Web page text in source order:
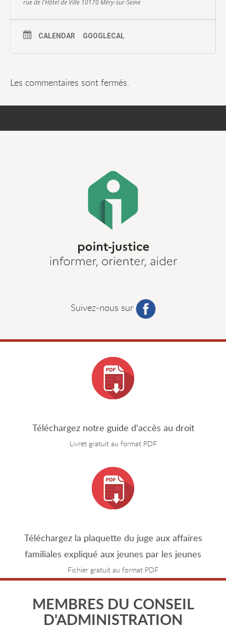
rue de l'Hôtel de Ville 10170 Méry-sur-Seine
CALENDAR GOOGLECAL
Les commentaires sont fermés.
Suivez-nous sur
Téléchargez notre guide d'accès au droit
Livret gratuit au format PDF
Téléchargez la plaquette du juge aux affaires
familiales expliqué aux jeunes par les jeunes
Fichier gratuit au format PDF
MEMBRES DU CONSEIL
D'ADMINISTRATION